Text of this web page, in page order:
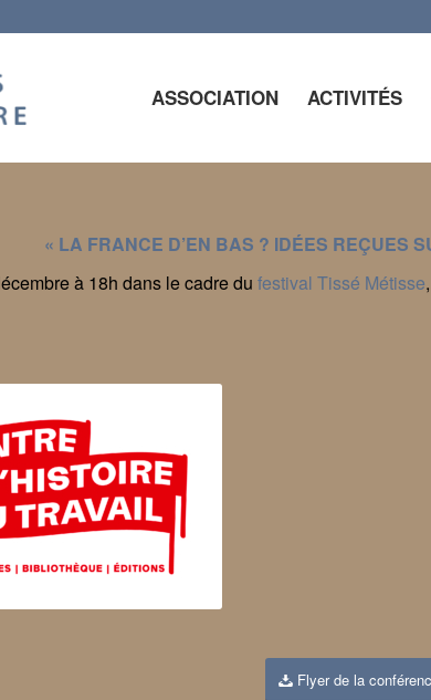
ASSOCIATION ACTIVITÉS
« LA FRANCE D’EN BAS ? IDÉES REÇUES
à 18h dans le cadre du festival Tissé Métisse
Flyer de la